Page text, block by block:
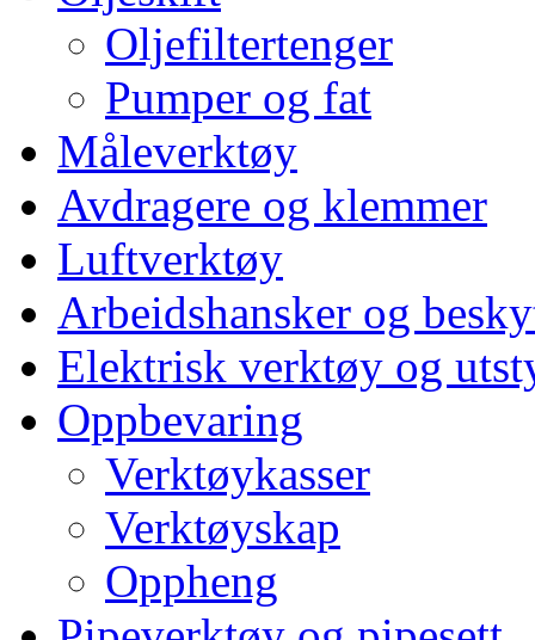
Oljefiltertenger
Pumper og fat
Måleverktøy
Avdragere og klemmer
Luftverktøy
Arbeidshansker og
Elektrisk verktøy og
Oppbevaring
Verktøykasser
Verktøyskap
Oppheng